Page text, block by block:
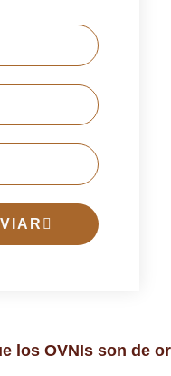
los OVNIs son de